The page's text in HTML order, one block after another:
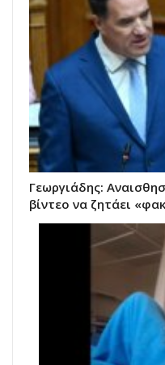
Γεωργιάδης:
βίντεο να ζητάει